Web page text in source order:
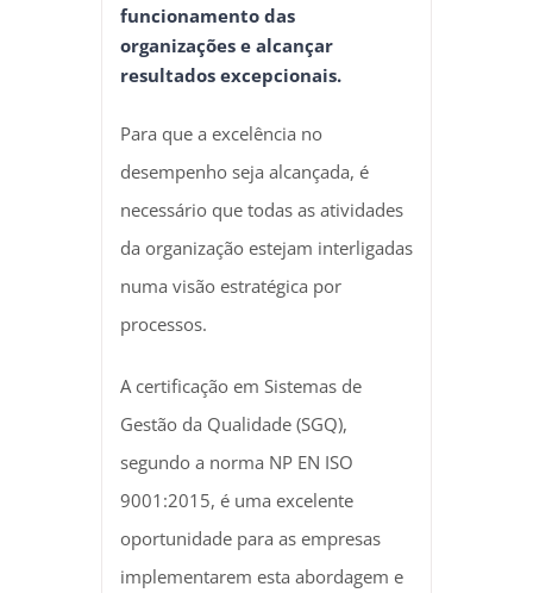
funcionamento das
organizações e alcançar
resultados excepcionais.
Para que a excelência no
desempenho seja alcançada, é
necessário que todas as atividades
da organização estejam interligadas
numa visão estratégica por
processos.
A certificação em Sistemas de
Gestão da Qualidade (SGQ),
segundo a norma NP EN ISO
9001:2015, é uma excelente
oportunidade para as empresas
implementarem esta abordagem e